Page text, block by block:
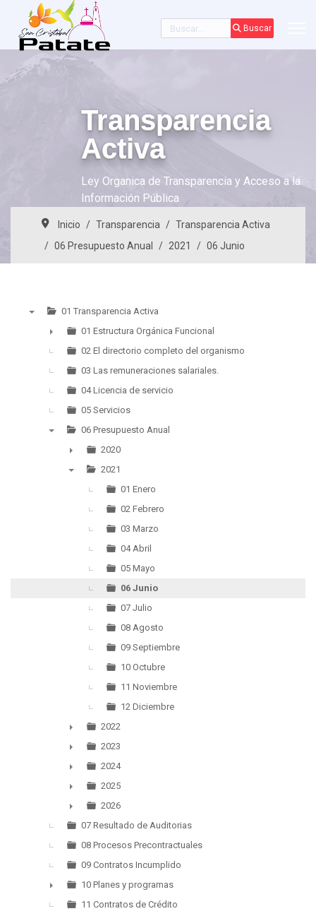
Buscar Buscar
Transparencia
Activa
Ley Organica de Transparencia y Acceso a la
Información Pública
Inicio Transparencia
Transparencia Activa
06 Presupuesto Anual
2021 06 Junio
01 Transparencia Activa
►
01 Estructura Orgánica Funcional
02 El directorio completo del organismo
03 Las remuneraciones salariales.
04 Licencia de servicio
05 Servicios
06 Presupuesto Anual
►
2020
2021
01 Enero
02 Febrero
03 Marzo
04 Abril
05 Mayo
06 Junio
07 Julio
08 Agosto
09 Septiembre
10 Octubre
11 Noviembre
12 Diciembre
►
2022
►
2023
►
2024
►
2025
►
2026
07 Resultado de Auditorias
08 Procesos Precontractuales
09 Contratos Incumplido
►
10 Planes y programas
11 Contratos de Crédito